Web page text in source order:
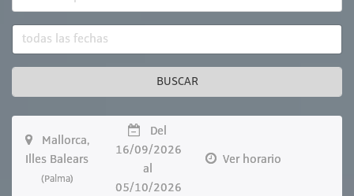
BUSCAR
Mallorca,
Illes Balears
(Palma)
Del
16/09/2026
al
05/10/2026
Ver horario